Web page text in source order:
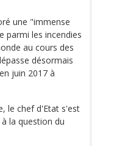
une "immense
parmi les incendies
au cours des
désormais
juin 2017 à
le chef d'Etat s'est
la question du